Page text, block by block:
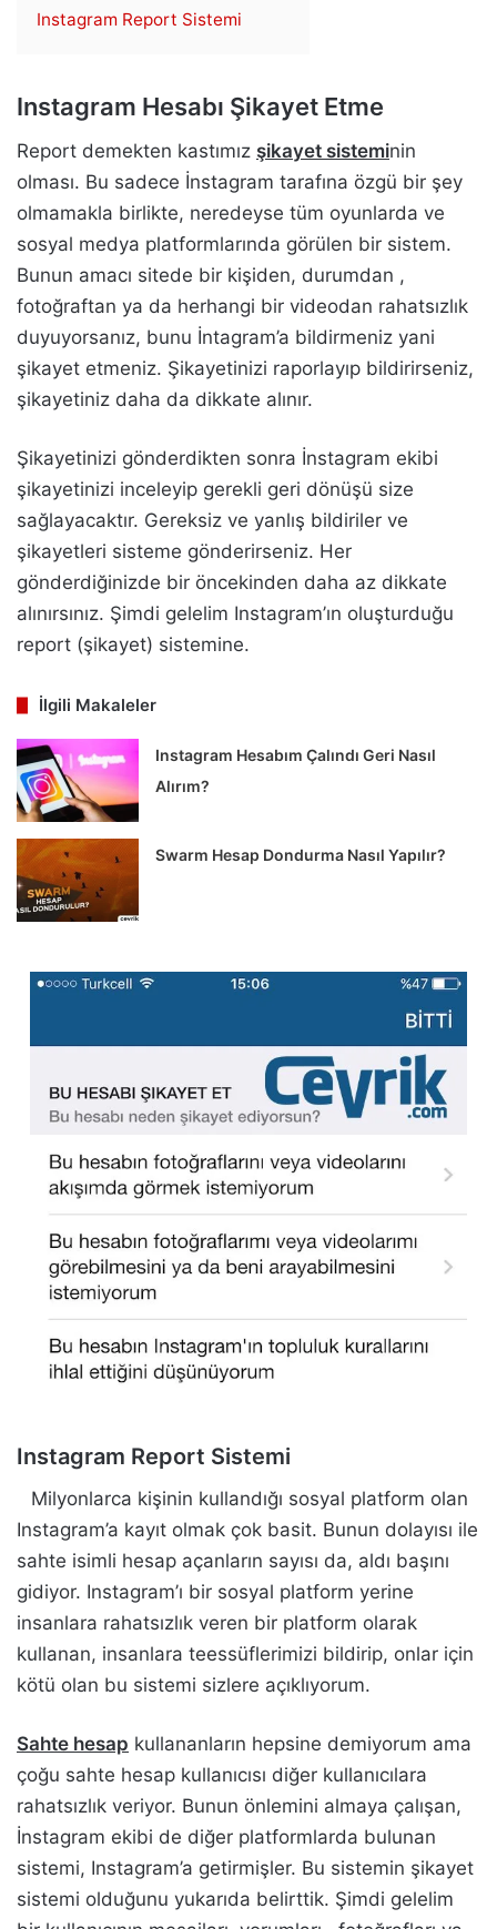
Instagram Report Sistemi
Instagram Hesabı Şikayet Etme
Report demekten kastımız şikayet sisteminin
olması. Bu sadece İnstagram tarafına özgü bir şey
olmamakla birlikte, neredeyse tüm oyunlarda ve
sosyal medya platformlarında görülen bir sistem.
Bunun amacı sitede bir kişiden, durumdan ,
fotoğraftan ya da herhangi bir videodan rahatsızlık
duyuyorsanız, bunu İntagram’a bildirmeniz yani
şikayet etmeniz. Şikayetinizi raporlayıp bildirirseniz,
şikayetiniz daha da dikkate alınır.
Şikayetinizi gönderdikten sonra İnstagram ekibi
şikayetinizi inceleyip gerekli geri dönüşü size
sağlayacaktır. Gereksiz ve yanlış bildiriler ve
şikayetleri sisteme gönderirseniz. Her
gönderdiğinizde bir öncekinden daha az dikkate
alınırsınız. Şimdi gelelim Instagram’ın oluşturduğu
report (şikayet) sistemine.
İlgili Makaleler
Instagram Hesabım Çalındı Geri Nasıl
Alırım?
Swarm Hesap Dondurma Nasıl Yapılır?
Instagram Report Sistemi
Milyonlarca kişinin kullandığı sosyal platform olan
Instagram’a kayıt olmak çok basit. Bunun dolayısı ile
sahte isimli hesap açanların sayısı da, aldı başını
gidiyor. Instagram’ı bir sosyal platform yerine
insanlara rahatsızlık veren bir platform olarak
kullanan, insanlara teessüflerimizi bildirip, onlar için
kötü olan bu sistemi sizlere açıklıyorum.
Sahte hesap kullananların hepsine demiyorum ama
çoğu sahte hesap kullanıcısı diğer kullanıcılara
rahatsızlık veriyor. Bunun önlemini almaya çalışan,
İnstagram ekibi de diğer platformlarda bulunan
sistemi, Instagram’a getirmişler. Bu sistemin şikayet
sistemi olduğunu yukarıda belirttik. Şimdi gelelim